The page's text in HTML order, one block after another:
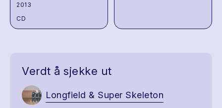
2013
CD
Verdt å sjekke ut
Longfield & Super Skeleton